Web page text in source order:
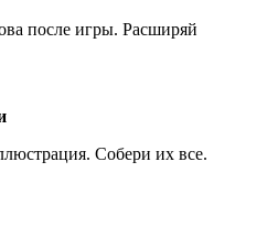
после игры. Расширяй
Собери их все.